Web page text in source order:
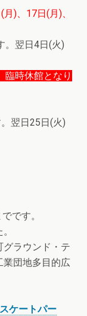
月)、17日(月)、
。翌日4日(火)
臨時休館となり
翌日25日(火)
です。
グラウンド・テ
業団地多目的広
ケートパー